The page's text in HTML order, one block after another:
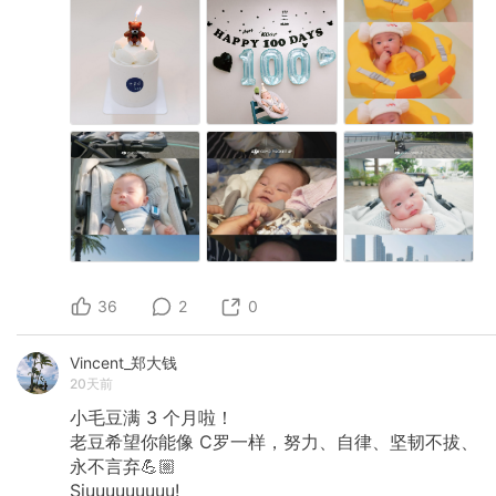
36 2 0
Vincent_郑大钱
20天前
小毛豆满 3 个月啦！
老豆希望你能像 C罗一样，努力、自律、坚韧不拔、
永不言弃💪🏼
Siuuuuuuuuu!